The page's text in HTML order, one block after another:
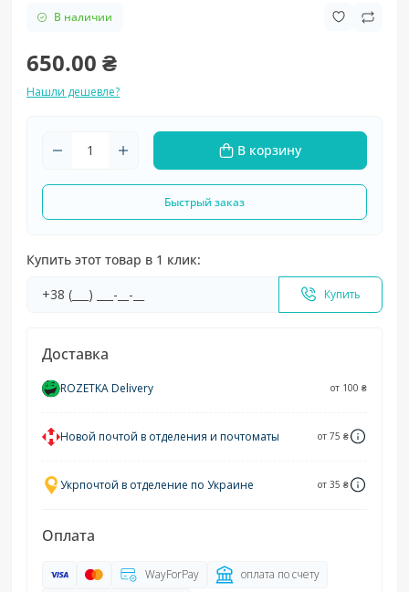
В наличии
650.00 ₴
Нашли дешевле?
В корзину
Быстрый заказ
Купить этот товар в 1 клик:
Купить
Доставка
ROZETKA Delivery от 100 ₴
Новой почтой в отделения и почтоматы от 75 ₴
Укрпочтой в отделение по Украине от 35 ₴
Оплата
WayForPay
оплата по счету